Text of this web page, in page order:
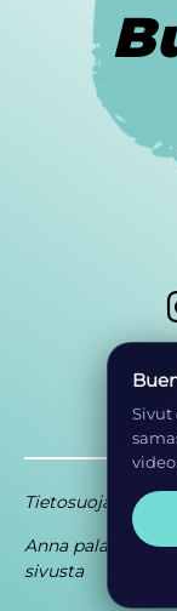
Tietosuoja
Anna palautetta
sivusta
Sivut